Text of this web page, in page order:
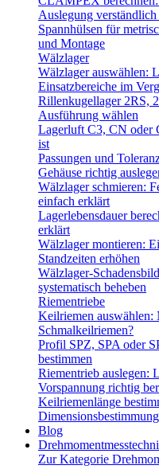
Auslegung
Spannhülsen für
und Montage
Wälzlager
Wälzlager auswählen:
Einsatzbereiche im
Rillenkugellager 2RS,
Ausführung wählen
Lagerluft C3, CN oder
ist
Passungen und
Gehäuse richtig
Wälzlager schmieren:
einfach erklärt
Lagerlebensdauer
erklärt
Wälzlager montieren:
Standzeiten erhöhen
Wälzlager-
systematisch beheben
Riementriebe
Keilriemen auswählen:
Schmalkeilriemen?
Profil SPZ, SPA oder
bestimmen
Riementrieb auslegen:
Vorspannung richtig
Keilriemenlänge
Blog
Zur Kategorie